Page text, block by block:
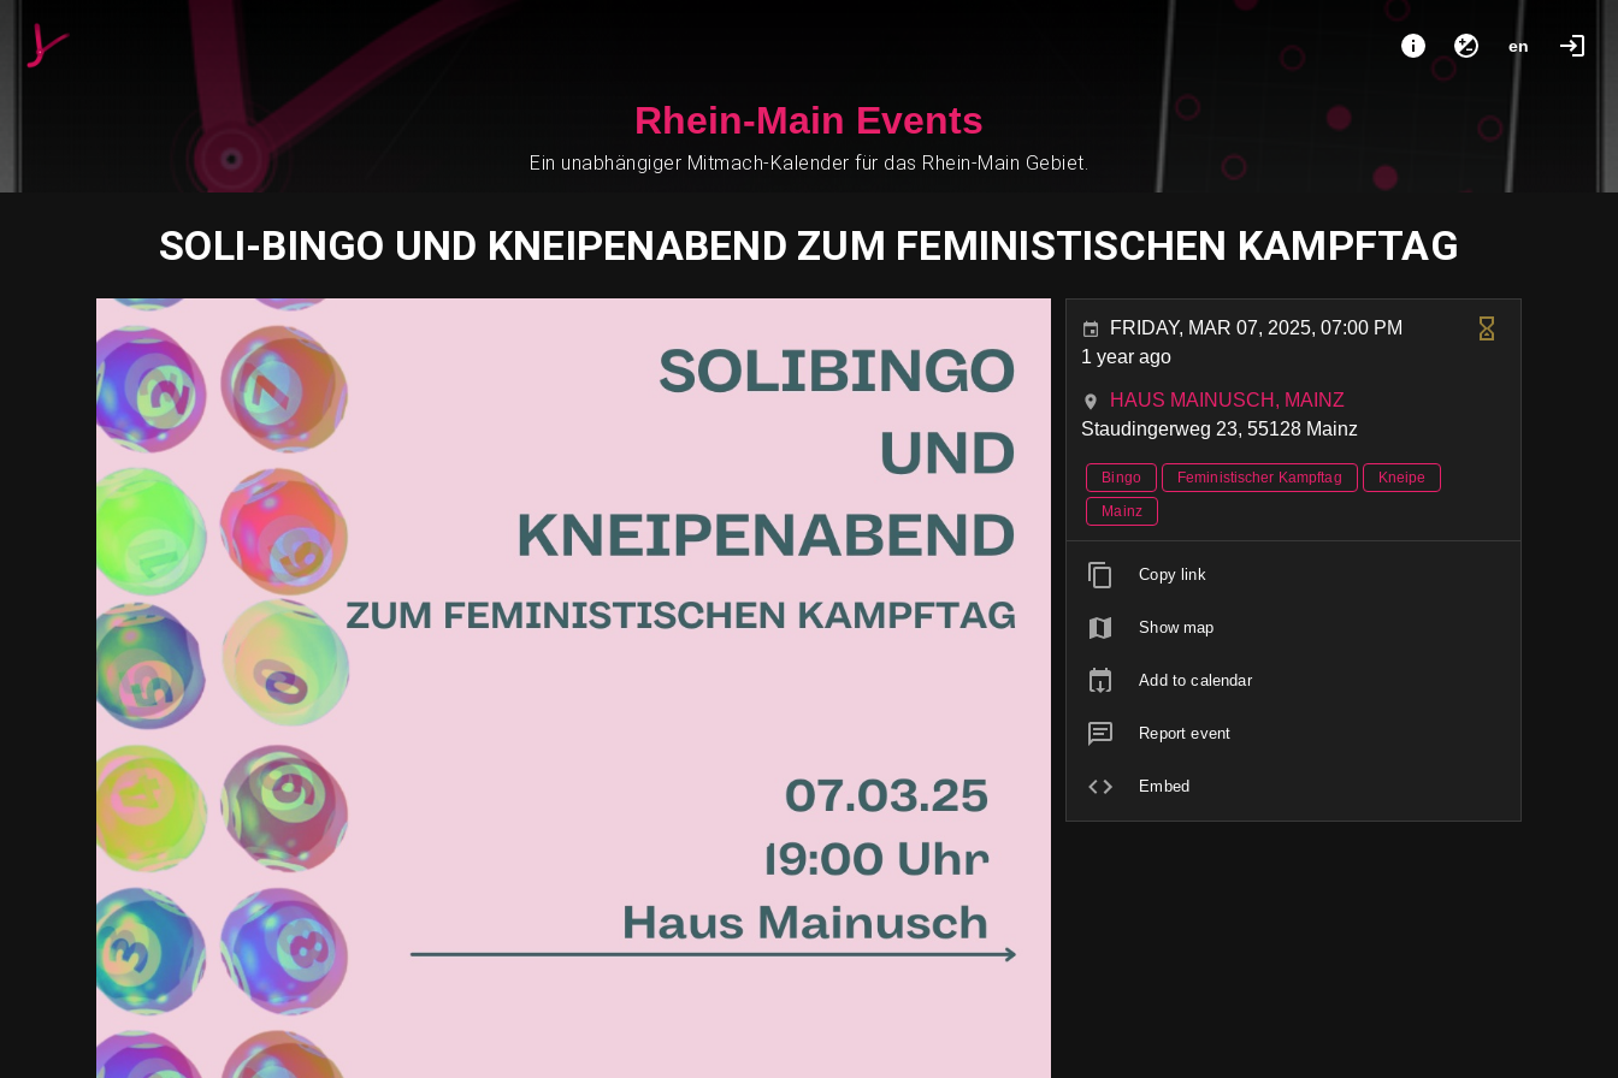
en
Rhein-Main Events
Ein unabhängiger Mitmach-Kalender für das Rhein-Main Gebiet.
SOLI-BINGO UND KNEIPENABEND ZUM FEMINISTISCHEN KAMPFTAG
FRIDAY, MAR 07, 2025, 07:00 PM
1 year ago
HAUS MAINUSCH, MAINZ
Staudingerweg 23, 55128 Mainz
Bingo Feministischer Kampftag
Kneipe
Mainz
Copy link
Show map
Add to calendar
Report event
Embed